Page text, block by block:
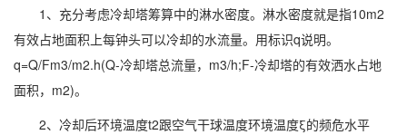
1、充分考虑冷却塔筹算中的淋水密度。淋水密度就是指10m2
有效占地面积上每钟头可以冷却的水流量。用标识q说明。
q=Q/Fm3/m2.h(Q-冷却塔总流量，m3/h;F-冷却塔的有效洒水占地
面积，m2)。
2、冷却后环境温度t2跟空气干球温度环境温度ξ的频危水平